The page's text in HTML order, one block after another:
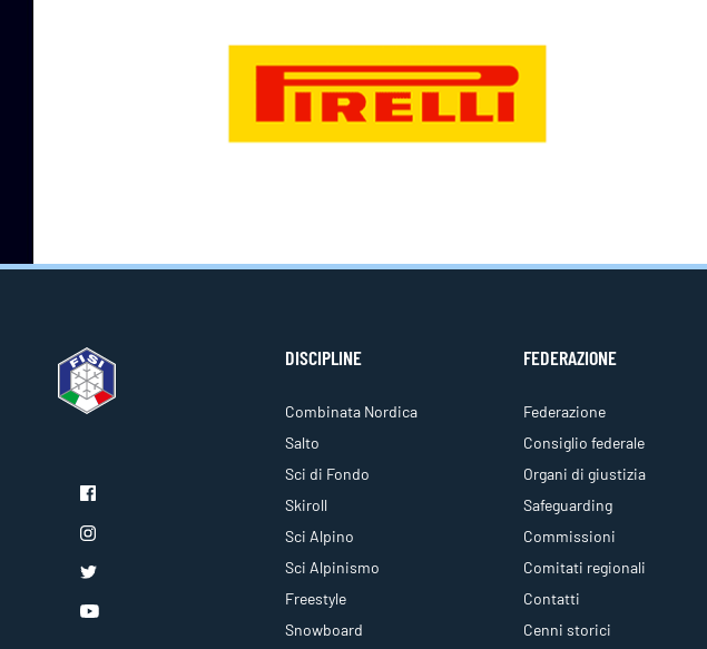
DISCIPLINE
Combinata Nordica
Salto
Sci di Fondo
Skiroll
Sci Alpino
Sci Alpinismo
Freestyle
Snowboard
FEDERAZIONE
Federazione
Consiglio federale
Organi di giustizia
Safeguarding
Commissioni
Comitati regionali
Contatti
Cenni storici